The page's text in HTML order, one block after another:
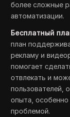
более сложные
автоматизации.
Бесплатный
план
рекламу и
помогает
отвлекать и
пользователей,
опыта, особенно
проблемой.